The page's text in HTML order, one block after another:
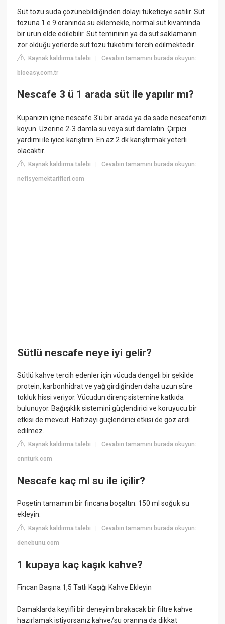
Süt tozu suda çözünebildiğinden dolayı tüketiciye satılır. Süt
tozuna 1 e 9 oranında su eklemekle, normal süt kıvamında
bir ürün elde edilebilir. Süt temininin ya da süt saklamanın
zor olduğu yerlerde süt tozu tüketimi tercih edilmektedir.
Kaynak kaldırma talebi |Cevabın tamamını burada okuyun:
bioeasy.com.tr
Nescafe 3 ü 1 arada süt ile yapılır mı?
Kupanızın içine nescafe 3'ü bir arada ya da sade nescafenizi
koyun. Üzerine 2-3 damla su veya süt damlatın. Çırpıcı
yardımı ile iyice karıştırın. En az 2 dk karıştırmak yeterli
olacaktır.
Kaynak kaldırma talebi |Cevabın tamamını burada okuyun:
nefisyemektarifleri.com
Sütlü nescafe neye iyi gelir?
Sütlü kahve tercih edenler için vücuda dengeli bir şekilde
protein, karbonhidrat ve yağ girdiğinden daha uzun süre
tokluk hissi veriyor. Vücudun direnç sistemine katkıda
bulunuyor. Bağışıklık sistemini güçlendirici ve koruyucu bir
etkisi de mevcut. Hafızayı güçlendirici etkisi de göz ardı
edilmez.
Kaynak kaldırma talebi |Cevabın tamamını burada okuyun:
cnnturk.com
Nescafe kaç ml su ile içilir?
Poşetin tamamını bir fincana boşaltın. 150 ml soğuk su
ekleyin.
Kaynak kaldırma talebi |Cevabın tamamını burada okuyun:
denebunu.com
1 kupaya kaç kaşık kahve?
Fincan Başına 1,5 Tatlı Kaşığı Kahve Ekleyin
Damaklarda keyifli bir deneyim bırakacak bir filtre kahve
hazırlamak istiyorsanız kahve/su oranına da dikkat